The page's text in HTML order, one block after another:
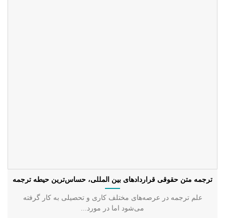
ترجمه متن حقوقی قراردادهای بین المللی، حسا‌س‌ترین حیطه ترجمه
علم ترجمه در عرصه‌های مختلف کاری و تحصیلی به کار گرفته
می‌شود اما در مورد...